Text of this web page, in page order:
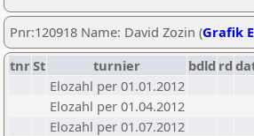
Pnr:120918 Name: David Zozin (Grafik
tnrSt turnier bdld rd
Elozahl per 01.01.2012
Elozahl per 01.04.2012
Elozahl per 01.07.2012